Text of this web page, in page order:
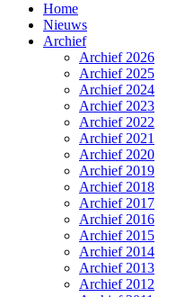
Home
Nieuws
Archief
Archief 2026
Archief 2025
Archief 2024
Archief 2023
Archief 2022
Archief 2021
Archief 2020
Archief 2019
Archief 2018
Archief 2017
Archief 2016
Archief 2015
Archief 2014
Archief 2013
Archief 2012